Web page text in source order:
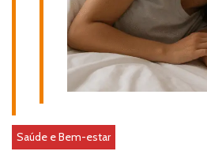
Saúde e Bem-estar